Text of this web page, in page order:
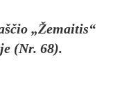
„Žemaitis“
(Nr. 68).